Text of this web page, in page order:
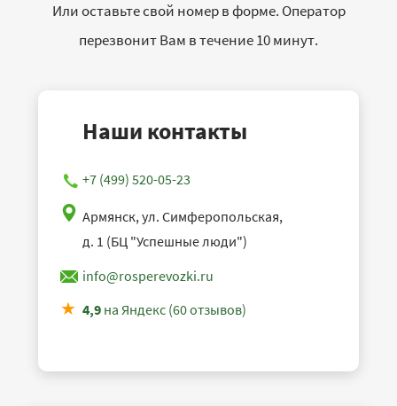
Или оставьте свой номер в форме. Оператор
перезвонит Вам в течение 10 минут.
Наши контакты
+7 (499) 520-05-23
Армянск, ул. Симферопольская,
д. 1 (БЦ "Успешные люди")
info@rosperevozki.ru
4,9 на Яндекс (60 отзывов)